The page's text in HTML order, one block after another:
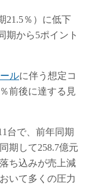
21.5％）に低下
期から5ポイント
ルに伴う想定コ
前後に達する見
台で、前年同期
期して258.7億元
ち込みが売上減
いて多くの圧力